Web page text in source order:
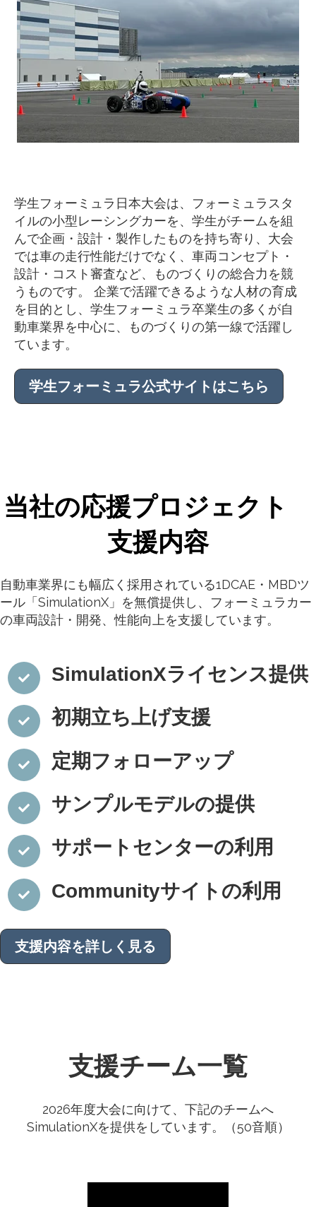
学生フォーミュラ日本大会は、フォーミュラスタ
イルの小型レーシングカーを、学生がチームを組
んで企画・設計・製作したものを持ち寄り、大会
では車の走行性能だけでなく、車両コンセプト・
設計・コスト審査など、ものづくりの総合力を競
うものです。 企業で活躍できるような人材の育成
を目的とし、学生フォーミュラ卒業生の多くが自
動車業界を中心に、ものづくりの第一線で活躍し
ています。
学生フォーミュラ公式サイトはこちら
当社の応援プロジェクト
支援内容
自動車業界にも幅広く採用されている1DCAE・MBDツ
ール「SimulationX」を無償提供し、フォーミュラカー
の車両設計・開発、性能向上を支援しています。
SimulationXライセンス提供
初期立ち上げ支援
定期フォローアップ
サンプルモデルの提供
サポートセンターの利用
Communityサイトの利用
支援内容を詳しく見る
支援チーム一覧
2026年度大会に向けて、下記のチームへ
SimulationXを提供をしています。（50音順）